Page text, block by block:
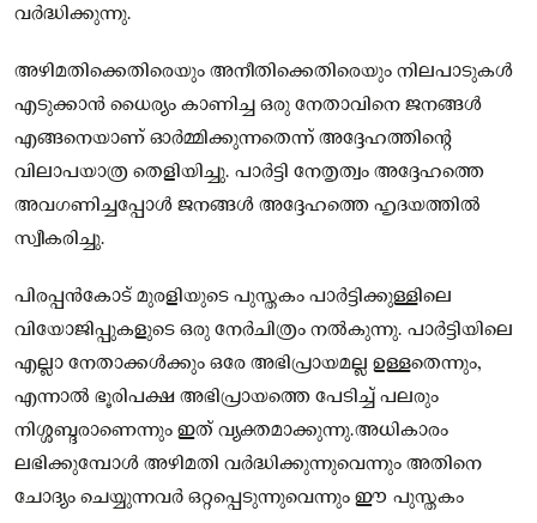
വർദ്ധിക്കുന്നു.
അഴിമതിക്കെതിരെയും അനീതിക്കെതിരെയും നിലപാടുകൾ
എടുക്കാൻ ധൈര്യം കാണിച്ച ഒരു നേതാവിനെ ജനങ്ങൾ
എങ്ങനെയാണ് ഓർമ്മിക്കുന്നതെന്ന് അദ്ദേഹത്തിന്റെ
വിലാപയാത്ര തെളിയിച്ചു. പാർട്ടി നേതൃത്വം അദ്ദേഹത്തെ
അവഗണിച്ചപ്പോൾ ജനങ്ങൾ അദ്ദേഹത്തെ ഹൃദയത്തിൽ
സ്വീകരിച്ചു.
പിരപ്പൻകോട് മുരളിയുടെ പുസ്തകം പാർട്ടിക്കുള്ളിലെ
വിയോജിപ്പുകളുടെ ഒരു നേർചിത്രം നൽകുന്നു. പാർട്ടിയിലെ
എല്ലാ നേതാക്കൾക്കും ഒരേ അഭിപ്രായമല്ല ഉള്ളതെന്നും,
എന്നാൽ ഭൂരിപക്ഷ അഭിപ്രായത്തെ പേടിച്ച് പലരും
നിശ്ശബ്ദരാണെന്നും ഇത് വ്യക്തമാക്കുന്നു.അധികാരം
ലഭിക്കുമ്പോൾ അഴിമതി വർദ്ധിക്കുന്നുവെന്നും അതിനെ
ചോദ്യം ചെയ്യുന്നവർ ഒറ്റപ്പെടുന്നുവെന്നും ഈ പുസ്തകം